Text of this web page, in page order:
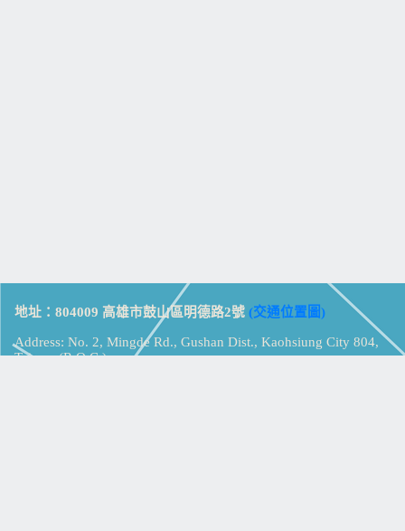
地址：804009 高雄市鼓山區明德路2號 (交通位置圖)
Address: No. 2, Mingde Rd., Gushan Dist., Kaohsiung City 804,
Taiwan (R.O.C.)